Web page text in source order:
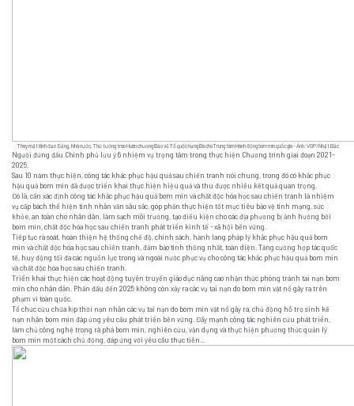
Thay mặt lãnh đạo Đảng, Nhà nước, Thủ tướng trao Huân chương Bảo vệ Tổ quốc hạng Ba cho Trung tâm Hành động bom mìn quốc gia - Ảnh: VGP/Nhật Bắc
Người đứng đầu Chính phủ lưu ý 6 nhiệm vụ trọng tâm trong thực hiện Chương trình giai đoạn 2021-
2025.
Sau 10 năm thực hiện, công tác khắc phục hậu quả sau chiến tranh nói chung, trong đó có khắc phục
hậu quả bom mìn đã được triển khai thực hiện hiệu quả và thu được nhiều kết quả quan trọng.
Đó là, cần xác định công tác khắc phục hậu quả bom mìn và chất độc hóa học sau chiến tranh là nhiệm
vụ cấp bách thể hiện tính nhân văn sâu sắc, góp phần thực hiện tốt mục tiêu bảo vệ tính mạng, sức
khỏe, an toàn cho nhân dân, làm sạch môi trường, tạo điều kiện cho các địa phương bị ảnh hưởng bởi
bom mìn, chất độc hóa học sau chiến tranh phát triển kinh tế - xã hội bền vững.
Tiếp tục rà soát, hoàn thiện hệ thống chế độ, chính sách, hành lang pháp lý khắc phục hậu quả bom
mìn và chất độc hóa học sau chiến tranh, đảm bảo tính thống nhất, toàn diện. Tăng cường hợp tác quốc
tế, huy động tối đa các nguồn lực trong và ngoài nước phục vụ cho công tác khắc phục hậu quả bom mìn
và chất độc hóa học sau chiến tranh.
Triển khai thực hiện các hoạt động tuyên truyền giáo dục nâng cao nhận thức phòng tránh tai nạn bom
mìn cho nhân dân. Phấn đấu đến 2025 không còn xảy ra các vụ tai nạn do bom mìn vật nổ gây ra trên
phạm vi toàn quốc.
Tổ chức cứu chữa kịp thời nạn nhân các vụ tai nạn do bom mìn vật nổ gây ra, chủ động hỗ trợ sinh kế
nạn nhân bom mìn đáp ứng yêu cầu phát triển bền vững. Đẩy mạnh công tác nghiên cứu phát triển,
làm chủ công nghệ trong rà phá bom mìn, nghiên cứu, vận dụng và thực hiện phương thức quản lý
bom mìn một cách chủ động, đáp ứng với yêu cầu thực tiễn...